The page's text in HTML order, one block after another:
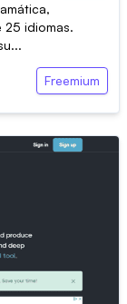
25 idiomas.
Freemium